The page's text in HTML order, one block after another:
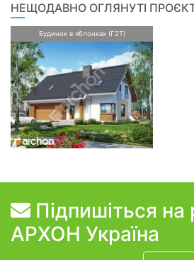
НЕЩОДАВНО ОГЛЯНУТІ
Будинок в яблонках (Г2Т)
Підпишіться на
АРХОН Україна